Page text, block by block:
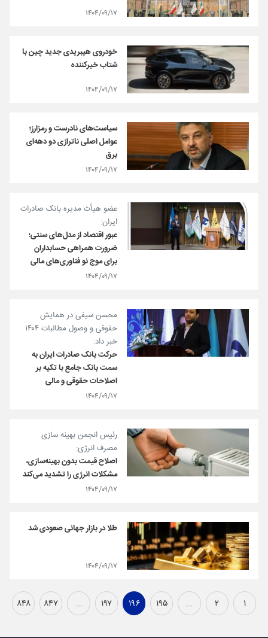
۱۴۰۴/۰۹/۱۷
خودروی هیبریدی جدید چین با
شتاب خیرکننده
۱۴۰۴/۰۹/۱۷
سیاست‌های نادرست و رمزارز؛
عوامل اصلی ناترازی دو دهه‌ای
برق
۱۴۰۴/۰۹/۱۷
عضو هیأت‌ مدیره بانک صادرات
ایران:
عبور اقتصاد از مدل‌های سنتی؛
ضرورت همراهی حسابداران
برای موج نو فناوری‌های مالی
۱۴۰۴/۰۹/۱۷
محسن سیفی در همایش
حقوقی و وصول مطالبات ۱۴۰۴
خبر داد:
حرکت بانک صادرات ایران به
سمت بانک جامع با تکیه بر
اصلاحات حقوقی و مالی
۱۴۰۴/۰۹/۱۷
رئیس انجمن بهینه سازی
مصرف انرژی:
اصلاح قیمت بدون بهینه‌سازی،
مشکلات انرژی را تشدید می‌کند
۱۴۰۴/۰۹/۱۷
طلا در بازار جهانی صعودی شد
۱۴۰۴/۰۹/۱۷
۱ ۲ ... ۱۹۵ ۱۹۶ ۱۹۷ ... ۸۴۷ ۸۴۸